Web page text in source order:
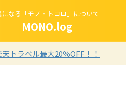
になる「モノ・トコロ」について
MONO.log
天トラベル最大20％OFF！！